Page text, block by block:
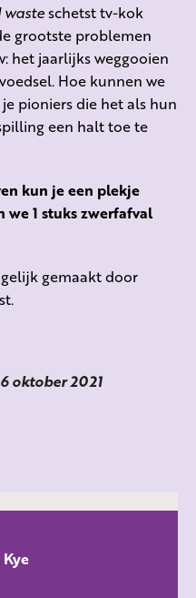
wasteschetst tv-kok
grootste problemen
het jaarlijks weggooien
Hoe kunnen we
pioniers die het als hun
een halt toe te
kun je een plekje
we 1 stuks zwerfafval
gemaakt door
oktober 2021